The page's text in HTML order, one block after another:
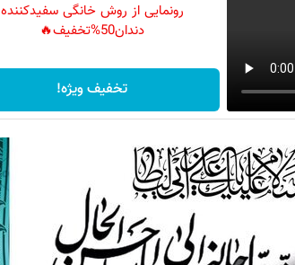
رونمایی از روش خانگی سفیدکننده
دندان50%تخفیف🔥
تخفیف ویژه!